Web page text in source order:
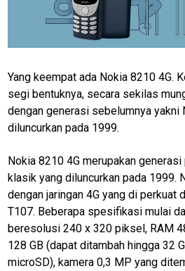
Yang keempat ada Nokia 8210 4G.
segi bentuknya, secara sekilas
dengan generasi sebelumnya yakni
diluncurkan pada 1999.
Nokia 8210 4G merupakan
klasik yang diluncurkan pada 1999.
dengan jaringan 4G yang di perkuat
T107. Beberapa spesifikasi mulai
beresolusi 240 x 320 piksel, RAM
128 GB (dapat ditambah hingga 32
microSD), kamera 0,3 MP yang
InfoKepri
KuansingTerkini
Bisnis
Sehat
PotensiRohil
Info
Rohul
Nusapos
Karir